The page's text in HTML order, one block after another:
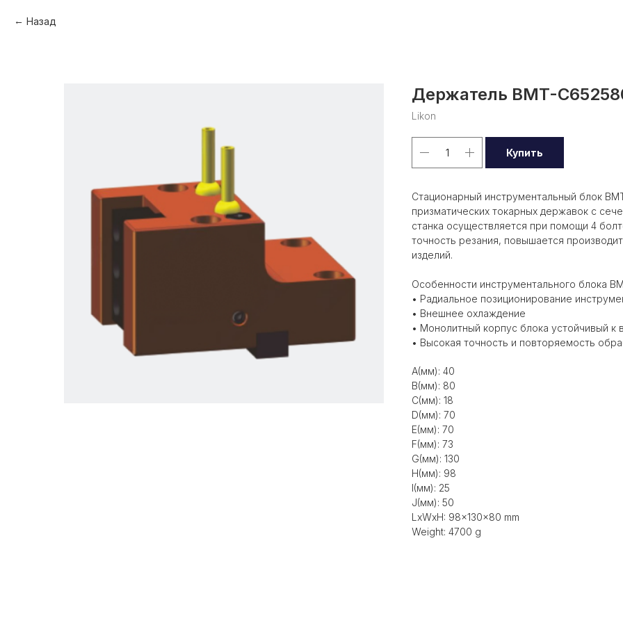
Назад
Держатель BMT-
Likon
Купить
Стационарный инструментальный блок
призматических токарных державок с
станка осуществляется при помощи 4
точность резания, повышается
изделий.
Особенности инструментального блока
• Радиальное позиционирование
• Внешнее охлаждение
• Монолитный корпус блока устойчивый к
• Высокая точность и повторяемость
A(мм): 40
B(мм): 80
C(мм): 18
D(мм): 70
E(мм): 70
F(мм): 73
G(мм): 130
H(мм): 98
I(мм): 25
J(мм): 50
LxWxH: 98x130x80 mm
Weight: 4700 g